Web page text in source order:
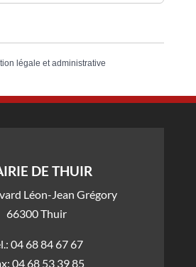
légale et administrative
DE THUIR
Léon-Jean Grégory
66300 Thuir
04 68 84 67 67
04 68 53 39 85